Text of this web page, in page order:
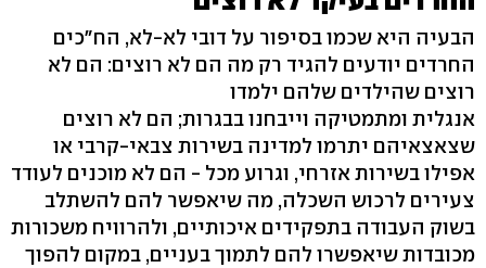
הבעיה היא שכמו בסיפור על דובי לא-לא, הח"כים
החרדים יודעים להגיד רק מה הם לא רוצים: הם לא
רוצים שהילדים שלהם ילמדו
אנגלית ומתמטיקה וייבחנו בבגרות; הם לא רוצים
שצאצאיהם יתרמו למדינה בשירות צבאי-קרבי או
אפילו בשירות אזרחי, וגרוע מכל - הם לא מוכנים לעודד
צעירים לרכוש השכלה, מה שיאפשר להם להשתלב
בשוק העבודה בתפקידים איכותיים, ולהרוויח משכורות
מכובדות שיאפשרו להם לתמוך בעניים, במקום להפוך